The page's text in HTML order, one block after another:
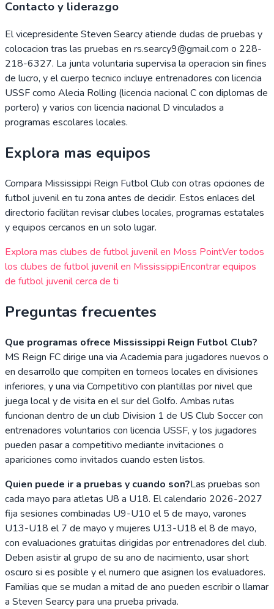
Contacto y liderazgo
El vicepresidente Steven Searcy atiende dudas de pruebas y
colocacion tras las pruebas en rs.searcy9@gmail.com o 228-
218-6327. La junta voluntaria supervisa la operacion sin fines
de lucro, y el cuerpo tecnico incluye entrenadores con licencia
USSF como Alecia Rolling (licencia nacional C con diplomas de
portero) y varios con licencia nacional D vinculados a
programas escolares locales.
Explora mas equipos
Compara Mississippi Reign Futbol Club con otras opciones de
futbol juvenil en tu zona antes de decidir. Estos enlaces del
directorio facilitan revisar clubes locales, programas estatales
y equipos cercanos en un solo lugar.
Explora mas clubes de futbol juvenil en Moss PointVer todos
los clubes de futbol juvenil en MississippiEncontrar equipos
de futbol juvenil cerca de ti
Preguntas frecuentes
Que programas ofrece Mississippi Reign Futbol Club?
MS Reign FC dirige una via Academia para jugadores nuevos o
en desarrollo que compiten en torneos locales en divisiones
inferiores, y una via Competitivo con plantillas por nivel que
juega local y de visita en el sur del Golfo. Ambas rutas
funcionan dentro de un club Division 1 de US Club Soccer con
entrenadores voluntarios con licencia USSF, y los jugadores
pueden pasar a competitivo mediante invitaciones o
apariciones como invitados cuando esten listos.
Quien puede ir a pruebas y cuando son?Las pruebas son
cada mayo para atletas U8 a U18. El calendario 2026-2027
fija sesiones combinadas U9-U10 el 5 de mayo, varones
U13-U18 el 7 de mayo y mujeres U13-U18 el 8 de mayo,
con evaluaciones gratuitas dirigidas por entrenadores del club.
Deben asistir al grupo de su ano de nacimiento, usar short
oscuro si es posible y el numero que asignen los evaluadores.
Familias que se mudan a mitad de ano pueden escribir o llamar
a Steven Searcy para una prueba privada.